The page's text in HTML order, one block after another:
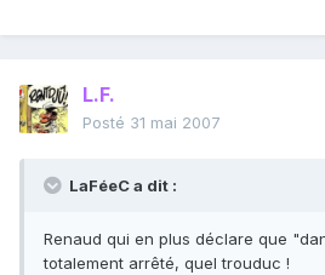
L.F.
Posté 31 mai 2007
LaFéeC a dit :
Renaud qui en plus déclare que
totalement arrêté, quel trouduc !